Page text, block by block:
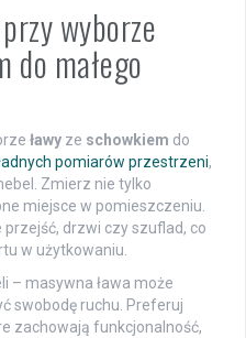
wyborze
do małego
ławy ze schowkiem do
pomiarów przestrzeni,
Zmierz nie tylko
miejsce w pomieszczeniu.
przejść, drzwi czy szuflad, co
w użytkowaniu.
– masywna ława może
swobodę ruchu. Preferuj
zachowają funkcjonalność,